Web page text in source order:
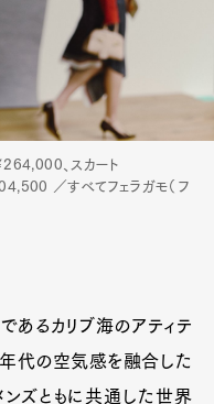
、スカート
／すべてフェラガモ（フ
あるカリブ海のアティテ
年代の空気感を融合した
ンズともに共通した世界